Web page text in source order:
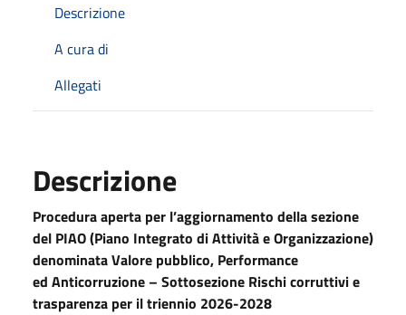
Descrizione
A cura di
Allegati
Descrizione
Procedura aperta per l’aggiornamento della sezione
del PIAO (Piano Integrato di Attività e Organizzazione)
denominata Valore pubblico, Performance
ed Anticorruzione – Sottosezione Rischi corruttivi e
trasparenza per il triennio 2026-2028